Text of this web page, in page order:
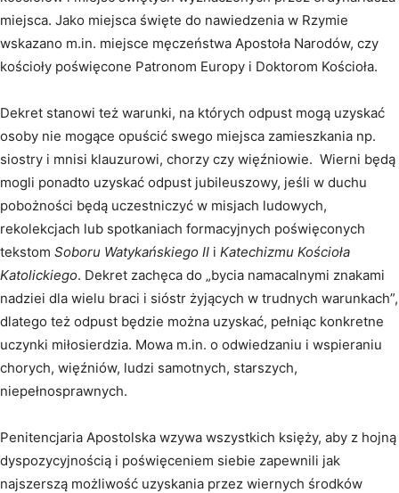
miejsca. Jako miejsca święte do nawiedzenia w Rzymie
wskazano m.in. miejsce męczeństwa Apostoła Narodów, czy
kościoły poświęcone Patronom Europy i Doktorom Kościoła.
Dekret stanowi też warunki, na których odpust mogą uzyskać
osoby nie mogące opuścić swego miejsca zamieszkania np.
siostry i mnisi klauzurowi, chorzy czy więźniowie. Wierni będą
mogli ponadto uzyskać odpust jubileuszowy, jeśli w duchu
pobożności będą uczestniczyć w misjach ludowych,
rekolekcjach lub spotkaniach formacyjnych poświęconych
tekstom Soboru Watykańskiego II i Katechizmu Kościoła
Katolickiego. Dekret zachęca do „bycia namacalnymi znakami
nadziei dla wielu braci i sióstr żyjących w trudnych warunkach”,
dlatego też odpust będzie można uzyskać, pełniąc konkretne
uczynki miłosierdzia. Mowa m.in. o odwiedzaniu i wspieraniu
chorych, więźniów, ludzi samotnych, starszych,
niepełnosprawnych.
Penitencjaria Apostolska wzywa wszystkich księży, aby z hojną
dyspozycyjnością i poświęceniem siebie zapewnili jak
najszerszą możliwość uzyskania przez wiernych środków